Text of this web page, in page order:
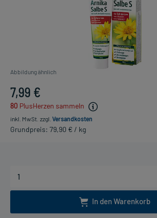
Abbildung ähnlich
7,99 €
80 PlusHerzen sammeln
inkl. MwSt. zzgl. Versandkosten
Grundpreis: 79,90 € / kg
In den Warenkorb